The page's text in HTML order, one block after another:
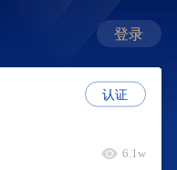
登录
6.1w
认证